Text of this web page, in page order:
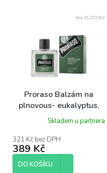
Proraso Balzám na
plnovous- eukalyptus,
100 ml
Skladem u partnera
321 Kč bez DPH
389 Kč
DO KOŠÍKU
Kód: GS-ZZ3593